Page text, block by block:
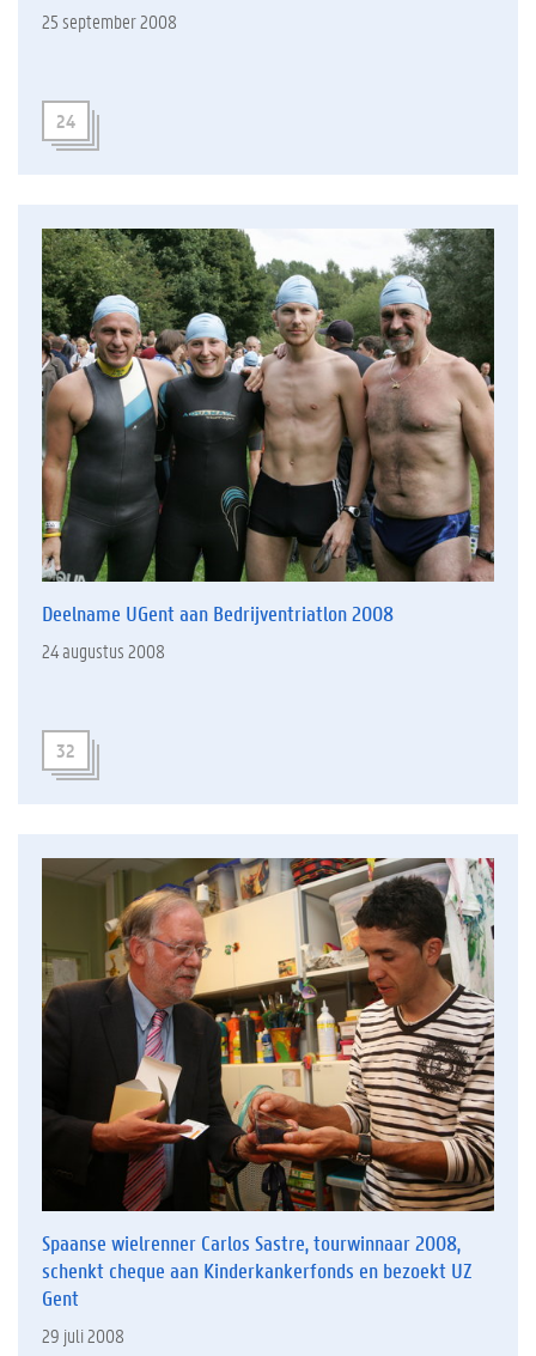
25 september 2008
24
Deelname UGent aan Bedrijventriatlon 2008
24 augustus 2008
32
Spaanse wielrenner Carlos Sastre, tourwinnaar 2008,
schenkt cheque aan Kinderkankerfonds en bezoekt UZ
Gent
29 juli 2008